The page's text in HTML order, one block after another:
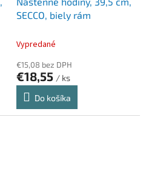
SECCO, biely rám
Vypredané
€15,08 bez DPH
€18,55 / ks
Do košíka